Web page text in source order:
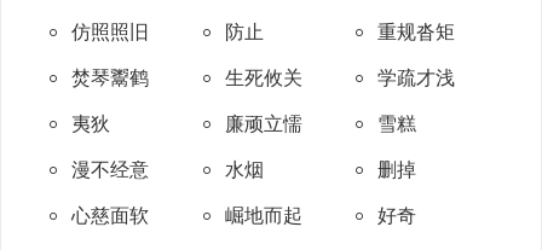
仿照照旧 防止 重规沓矩
焚琴鬻鹤 生死攸关 学疏才浅
夷狄 廉顽立懦 雪糕
漫不经意 水烟 删掉
心慈面软 崛地而起 好奇